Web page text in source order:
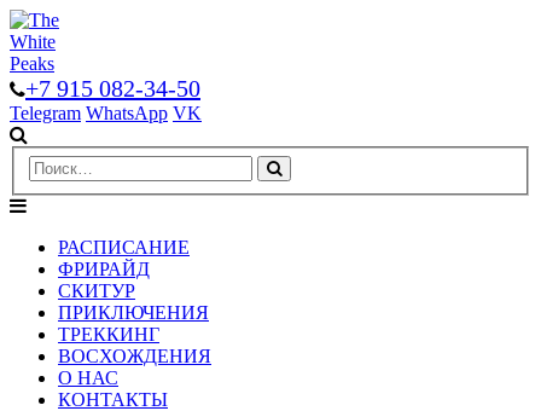
+7 915 082-34-50
Telegram WhatsApp VK
РАСПИСАНИЕ
ФРИРАЙД
СКИТУР
ПРИКЛЮЧЕНИЯ
ТРЕККИНГ
ВОСХОЖДЕНИЯ
О НАС
КОНТАКТЫ